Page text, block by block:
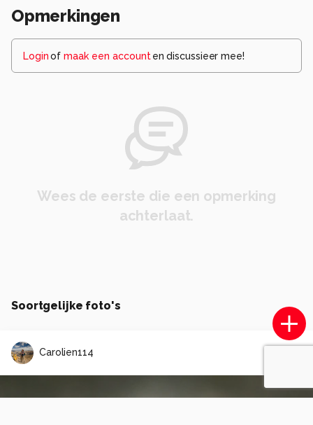
Opmerkingen
Loginof maak een account en discussieer mee!
Wees de eerste die een opmerking
achterlaat.
Soortgelijke foto's
Carolien114